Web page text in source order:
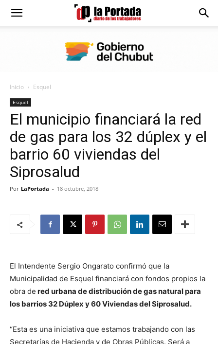
Diario
Portada
Inicio Esquel
Esquel
El municipio financiará la red
de gas para los 32 dúplex y el
barrio 60 viviendas del
Siprosalud
Por LaPortada - 18 octubre, 2018
El Intendente Sergio Ongarato confirmó que la
Municipalidad de Esquel financiará con fondos propios la
obra de red urbana de distribución de gas natural para
los barrios 32 Dúplex y 60 Viviendas del Siprosalud.
“Esta es una iniciativa que estamos trabajando con las
Secretarías de Hacienda y de Obras Públicas. Será a